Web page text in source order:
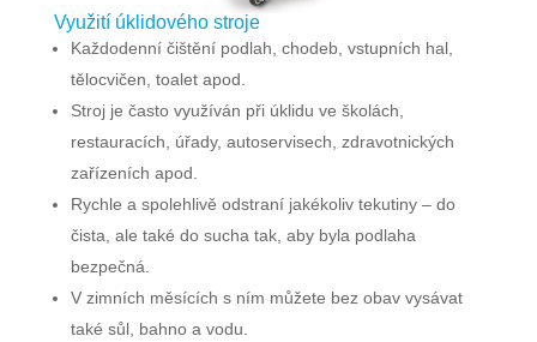
Využití úklidového stroje
Každodenní čištění podlah, chodeb, vstupních hal,
tělocvičen, toalet apod.
Stroj je často využíván při úklidu ve školách,
restauracích, úřady, autoservisech, zdravotnických
zařízeních apod.
Rychle a spolehlivě odstraní jakékoliv tekutiny – do
čista, ale také do sucha tak, aby byla podlaha
bezpečná.
V zimních měsících s ním můžete bez obav vysávat
také sůl, bahno a vodu.